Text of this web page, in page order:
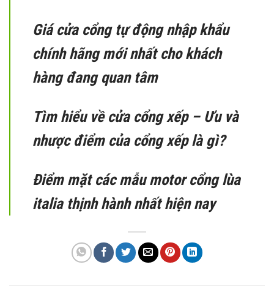
Giá cửa cổng tự động nhập khẩu
chính hãng mới nhất cho khách
hàng đang quan tâm
Tìm hiểu về cửa cổng xếp – Ưu và
nhược điểm của cổng xếp là gì?
Điểm mặt các mẫu motor cổng lùa
italia thịnh hành nhất hiện nay